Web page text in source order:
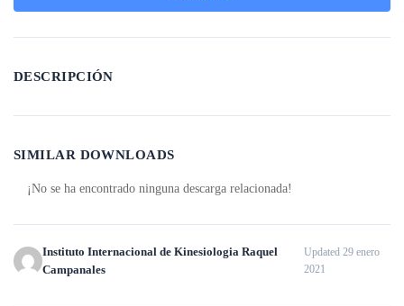
DESCRIPCIÓN
SIMILAR DOWNLOADS
¡No se ha encontrado ninguna descarga relacionada!
Instituto Internacional de Kinesiologia Raquel
Campanales
Updated 29 enero
2021